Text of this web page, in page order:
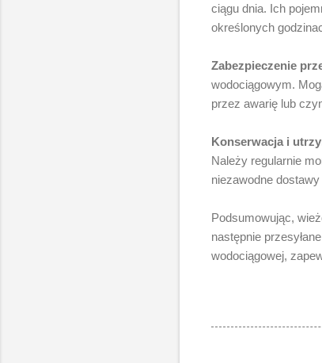
ciągu dnia. Ich
określonych
Zabezpieczenie
wodociągowym.
przez awarię lub
Konserwacja i
Należy regularnie
niezawodne dostawy
Podsumowując,
następnie
wodociągowej,